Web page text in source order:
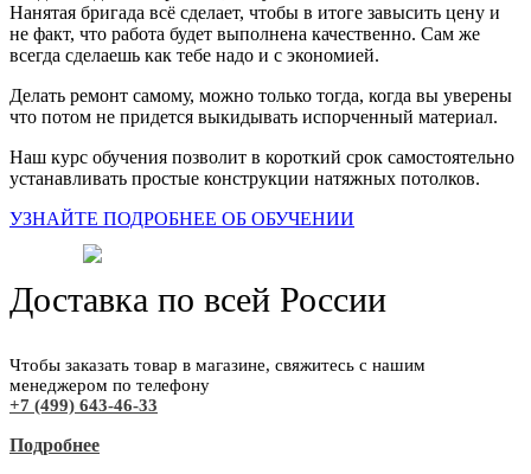
Нанятая бригада всё сделает, чтобы в итоге завысить цену и
не факт, что работа будет выполнена качественно. Сам же
всегда сделаешь как тебе надо и с экономией.
Делать ремонт самому, можно только тогда, когда вы уверены
что потом не придется выкидывать испорченный материал.
Наш курс обучения позволит в короткий срок самостоятельно
устанавливать простые конструкции натяжных потолков.
УЗНАЙТЕ ПОДРОБНЕЕ ОБ ОБУЧЕНИИ
Доставка по всей России
Чтобы заказать товар в магазине, свяжитесь с нашим
менеджером по телефону
+7 (499) 643-46-33
Подробнее